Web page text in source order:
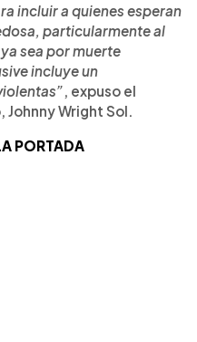
incluir a quienes esperan
particularmente al
sea por muerte
incluye un
, expuso el
Wright Sol.
PORTADA